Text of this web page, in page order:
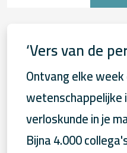
‘Vers van de
Ontvang elke
wetenschappelijke
verloskunde in je
Bijna 4.000